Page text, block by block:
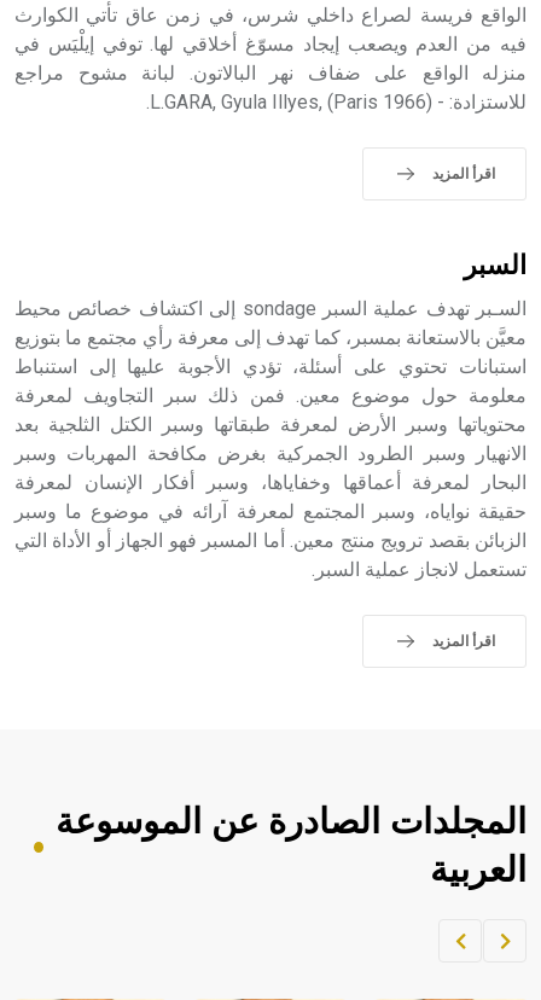
الواقع فريسة لصراع داخلي شرس، في زمن عاق تأتي الكوارث
فيه من العدم ويصعب إيجاد مسوّغ أخلاقي لها. توفي إيلْيَس في
منزله الواقع على ضفاف نهر البالاتون. لبانة مشوح مراجع
للاستزادة: - L.GARA, Gyula Illyes, (Paris 1966).
اقرأ المزيد
السبر
السـبر تهدف عملية السبر sondage إلى اكتشاف خصائص محيط
معيَّن بالاستعانة بمسبر، كما تهدف إلى معرفة رأي مجتمع ما بتوزيع
استبانات تحتوي على أسئلة، تؤدي الأجوبة عليها إلى استنباط
معلومة حول موضوع معين. فمن ذلك سبر التجاويف لمعرفة
محتوياتها وسبر الأرض لمعرفة طبقاتها وسبر الكتل الثلجية بعد
الانهيار وسبر الطرود الجمركية بغرض مكافحة المهربات وسبر
البحار لمعرفة أعماقها وخفاياها، وسبر أفكار الإنسان لمعرفة
حقيقة نواياه، وسبر المجتمع لمعرفة آرائه في موضوع ما وسبر
الزبائن بقصد ترويج منتج معين. أما المسبر فهو الجهاز أو الأداة التي
تستعمل لانجاز عملية السبر.
اقرأ المزيد
المجلدات الصادرة عن الموسوعة
العربية